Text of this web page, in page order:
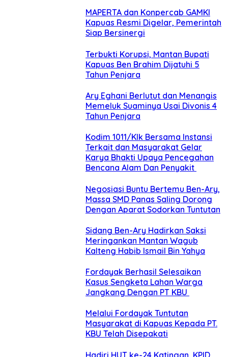
MAPERTA dan Konpercab GAMKI
Kapuas Resmi Digelar, Pemerintah
Siap Bersinergi
Terbukti Korupsi, Mantan Bupati
Kapuas Ben Brahim Dijatuhi 5
Tahun Penjara
Ary Eghani Berlutut dan Menangis
Memeluk Suaminya Usai Divonis 4
Tahun Penjara
Kodim 1011/Klk Bersama Instansi
Terkait dan Masyarakat Gelar
Karya Bhakti Upaya Pencegahan
Bencana Alam Dan Penyakit
Negosiasi Buntu Bertemu Ben-Ary,
Massa SMD Panas Saling Dorong
Dengan Aparat Sodorkan Tuntutan
Sidang Ben-Ary Hadirkan Saksi
Meringankan Mantan Wagub
Kalteng Habib Ismail Bin Yahya
Fordayak Berhasil Selesaikan
Kasus Sengketa Lahan Warga
Jangkang Dengan PT KBU
Melalui Fordayak Tuntutan
Masyarakat di Kapuas Kepada PT.
KBU Telah Disepakati
Hadiri HUT ke-24 Katingan, KPID